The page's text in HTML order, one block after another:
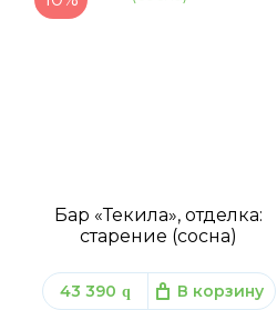
Бар «Текила», отделка:
старение (сосна)
43 390 q В корзину